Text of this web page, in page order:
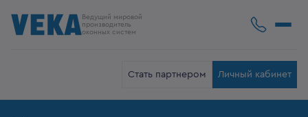
Ведущий мировой
производитель
оконных систем
Стать партнером Личный кабинет